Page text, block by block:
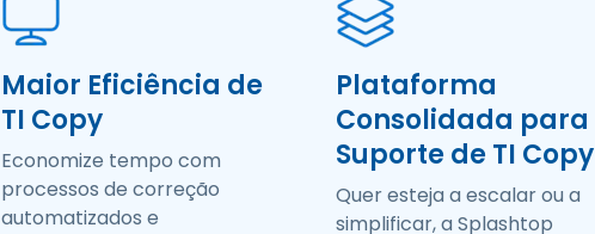
Maior Eficiência de
TI Copy
Economize tempo com
processos de correção
automatizados e
Plataforma
Consolidada para
Suporte de TI Copy
Quer esteja a escalar ou a
simplificar, a Splashtop